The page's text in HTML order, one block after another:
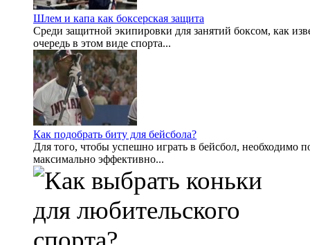
Шлем и капа как боксерская защита
Среди защитной экипировки для занятий боксом, как
очередь в этом виде спорта...
Как подобрать биту для бейсбола?
Для того, чтобы успешно играть в бейсбол, необходимо
максимально эффективно...